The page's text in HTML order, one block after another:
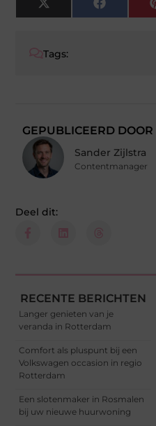
X
(Twitter)
Facebook
Tags:
GEPUBLICEERD DOOR
Sander Zijlstra
Contentmanager
Deel dit:
RECENTE BERICHTEN
Langer genieten van je
veranda in Rotterdam
Comfort als pluspunt bij een
Volkswagen occasion in regio
Rotterdam
Een slotenmaker in Rosmalen
bij uw nieuwe huurwoning